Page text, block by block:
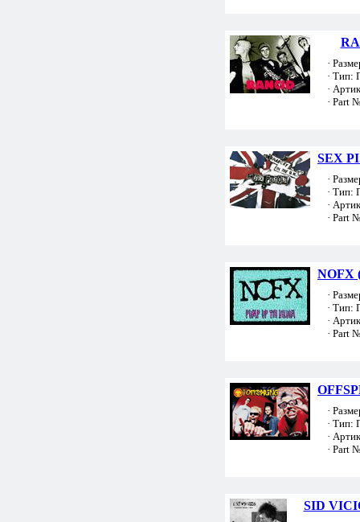
·
· Тип:
·
· Part
SEX
·
· Тип:
·
· Part
NOFX
·
· Тип:
·
· Part
·
· Тип:
·
· Part
SID